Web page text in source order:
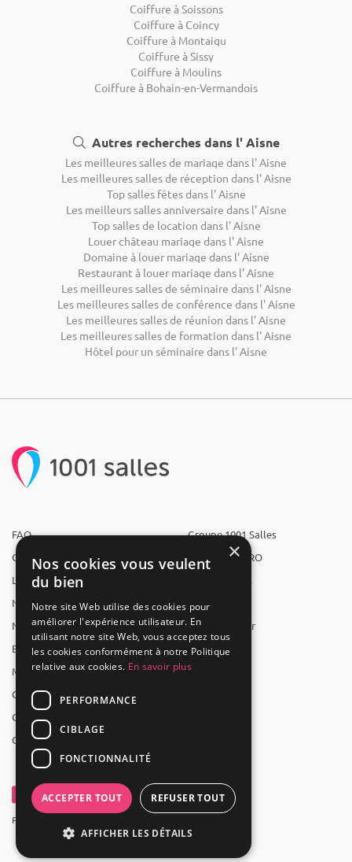
Coiffure à Soissons
Coiffure à Coincy
Coiffure à Montaigu
Coiffure à Sissy
Coiffure à Moulins
Coiffure à Bohain-en-Vermandois
Autres recherches dans l' Aisne
Les meilleures salles de mariage dans l' Aisne
Les meilleures salles de réception dans l' Aisne
Top salles fêtes dans l' Aisne
Les meilleurs salles anniversaire dans l' Aisne
Top salles de location dans l' Aisne
Louer château mariage dans l' Aisne
Domaine à louer mariage dans l' Aisne
Restaurant à louer mariage dans l' Aisne
Les meilleures salles de séminaire dans l' Aisne
Les meilleures salles de conférence dans l' Aisne
Les meilleures salles de réunion dans l' Aisne
Les meilleures salles de formation dans l' Aisne
Hôtel pour un séminaire dans l' Aisne
FAQ
Qui sommes-nous ?
L'équipe
Nous recrutons
Nos partenaires
Espace presse
Mentions légales
CGV
CGU
Contact
Groupe 1001 Salles
1001 Salles PRO
1001 Traiteurs
1001 Artistes
Reserverunbar
MP2
Powered by Groupe 1001Salles
×
Nos cookies vous veulent
du bien
Notre site Web utilise des cookies pour
améliorer l'expérience utilisateur. En
utilisant notre site Web, vous acceptez tous
les cookies conformément à notre Politique
relative aux cookies. En savoir plus
PERFORMANCE
CIBLAGE
FONCTIONNALITÉ
ACCEPTER TOUT REFUSER TOUT
AFFICHER LES DÉTAILS